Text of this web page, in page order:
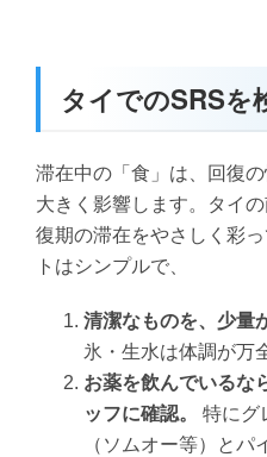
タイでのSRSを
滞在中の「食」は、回復
大きく影響します。タイ
復期の滞在をやさしく彩
トはシンプルで、
清潔なものを、少量
氷・生水は体調が万
お薬を飲んでいるな
ッフに確認。
特にグ
（ソムオー等）と